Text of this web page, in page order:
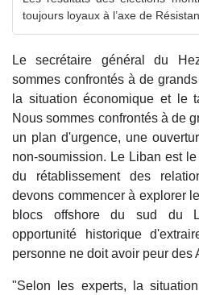
toujours loyaux à l’axe de
Le secrétaire général du
sommes confrontés à de
la situation économique et le
Nous sommes confrontés à de
un plan d'urgence, une
non-soumission. Le Liban est
du rétablissement des
devons commencer à explorer
blocs offshore du sud du
opportunité historique
personne ne doit avoir peur des
"Selon les experts, la